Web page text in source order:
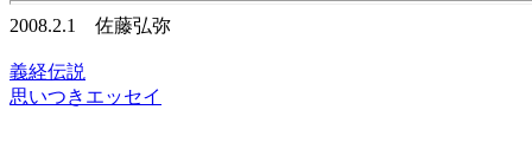
2008.2.1 佐藤弘弥
義経伝説
思いつきエッセイ